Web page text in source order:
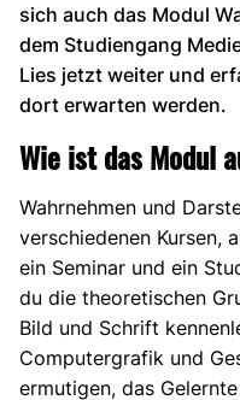
sich auch das Modul
dem Studiengang
Lies jetzt weiter und
dort erwarten werden.
Wie ist das Modul
Wahrnehmen und
verschiedenen Kursen,
ein Seminar und ein
du die theoretischen
Bild und Schrift
Computergrafik und
ermutigen, das